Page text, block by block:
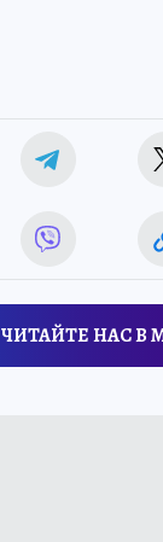
ЧИТАЙТЕ НАС В